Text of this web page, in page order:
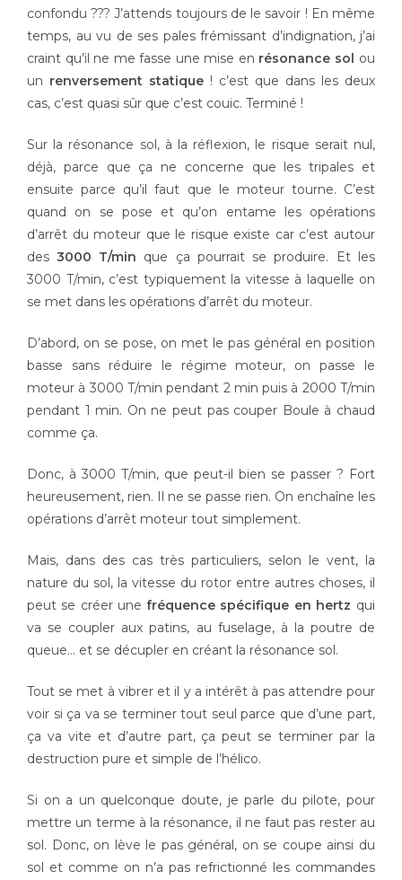
confondu ??? J’attends toujours de le savoir ! En même
temps, au vu de ses pales frémissant d’indignation, j’ai
craint qu’il ne me fasse une mise en résonance sol ou
un renversement statique ! c’est que dans les deux
cas, c’est quasi sûr que c’est couic. Terminé !
Sur la résonance sol, à la réflexion, le risque serait nul,
déjà, parce que ça ne concerne que les tripales et
ensuite parce qu’il faut que le moteur tourne. C’est
quand on se pose et qu’on entame les opérations
d’arrêt du moteur que le risque existe car c’est autour
des 3000 T/min que ça pourrait se produire. Et les
3000 T/min, c’est typiquement la vitesse à laquelle on
se met dans les opérations d’arrêt du moteur.
D’abord, on se pose, on met le pas général en position
basse sans réduire le régime moteur, on passe le
moteur à 3000 T/min pendant 2 min puis à 2000 T/min
pendant 1 min. On ne peut pas couper Boule à chaud
comme ça.
Donc, à 3000 T/min, que peut-il bien se passer ? Fort
heureusement, rien. Il ne se passe rien. On enchaîne les
opérations d’arrêt moteur tout simplement.
Mais, dans des cas très particuliers, selon le vent, la
nature du sol, la vitesse du rotor entre autres choses, il
peut se créer une fréquence spécifique en hertz qui
va se coupler aux patins, au fuselage, à la poutre de
queue… et se décupler en créant la résonance sol.
Tout se met à vibrer et il y a intérêt à pas attendre pour
voir si ça va se terminer tout seul parce que d’une part,
ça va vite et d’autre part, ça peut se terminer par la
destruction pure et simple de l’hélico.
Si on a un quelconque doute, je parle du pilote, pour
mettre un terme à la résonance, il ne faut pas rester au
sol. Donc, on lève le pas général, on se coupe ainsi du
sol et comme on n’a pas refrictionné les commandes